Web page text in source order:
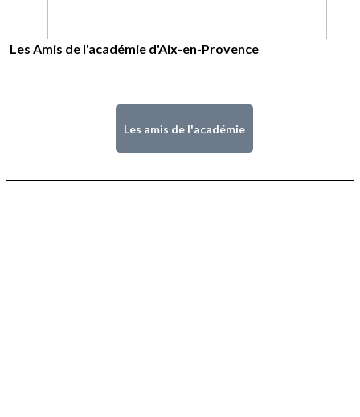
Les Amis de l'académie d'Aix-en-Provence
Les amis de l'académie